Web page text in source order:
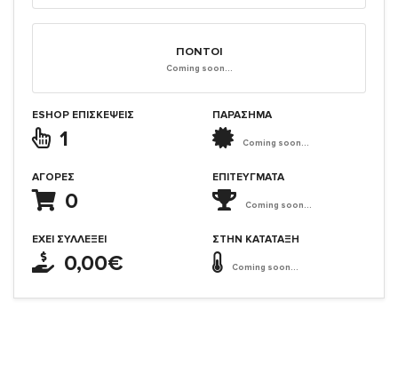
ΠΌΝΤΟΙ
Coming soon...
ESHOP ΕΠΙΣΚΈΨΕΙΣ
1
ΑΓΟΡΈΣ
0
ΈΧΕΙ ΣΥΛΛΈΞΕΙ
0,00€
ΠΑΡΑΣΗΜΑ
Coming soon...
ΕΠΙΤΕΎΓΜΑΤΑ
Coming soon...
ΣΤΗΝ ΚΑΤΆΤΑΞΗ
Coming soon...